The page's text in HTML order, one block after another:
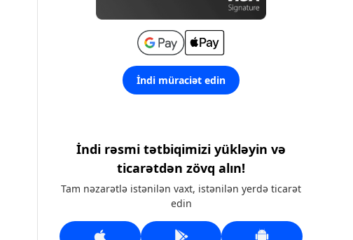
İndi müraciət edin
İndi rəsmi tətbiqimizi yükləyin və
ticarətdən zövq alın!
Tam nəzarətlə istənilən vaxt, istənilən yerdə ticarət
edin